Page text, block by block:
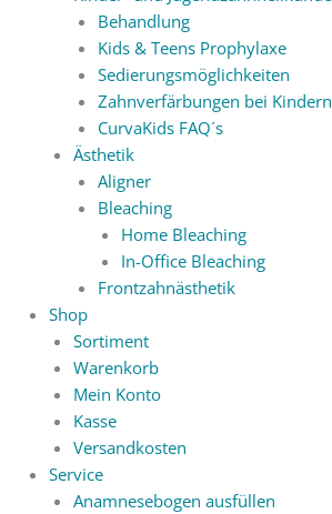
Behandlung
Kids & Teens Prophylaxe
Sedierungsmöglichkeiten
Zahnverfärbungen bei Kindern
CurvaKids FAQ´s
Ästhetik
Aligner
Bleaching
Home Bleaching
In-Office Bleaching
Frontzahnästhetik
Shop
Sortiment
Warenkorb
Mein Konto
Kasse
Versandkosten
Service
Anamnesebogen ausfüllen